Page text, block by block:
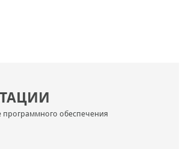
обеспечения